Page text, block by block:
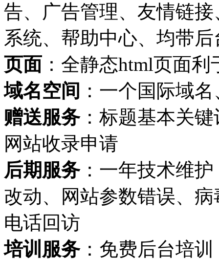
告、广告管理、友情链
系统、帮助中心、均带
页面 ：全静态html页面
域名空间 ：一个国际域
赠送服务：标题基本关
网站收录申请
后期服务：一年技术维
改动、网站参数错误、
电话回访
培训服务：免费后台培训